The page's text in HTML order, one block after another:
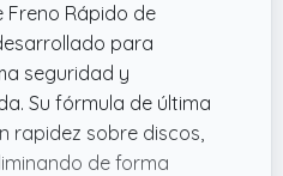
frenado.
Freno Rápido de
para
seguridad y
Su fórmula de última
rapidez sobre discos,
de forma